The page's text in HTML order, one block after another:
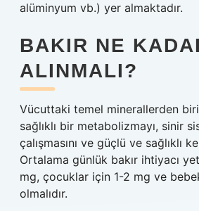
alüminyum vb.) yer almaktadır.
BAKIR NE
ALINMALI?
Vücuttaki temel minerallerden biri
sağlıklı bir metabolizmayı, sinir
çalışmasını ve güçlü ve sağlıklı
Ortalama günlük bakır ihtiyacı
mg, çocuklar için 1-2 mg ve
olmalıdır.